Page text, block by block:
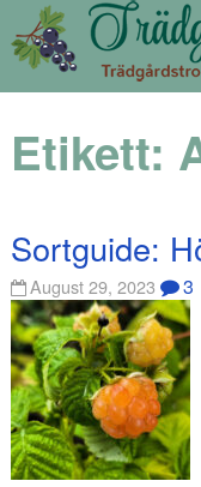
Etikett:
Sortguide:
August 29, 2023 3